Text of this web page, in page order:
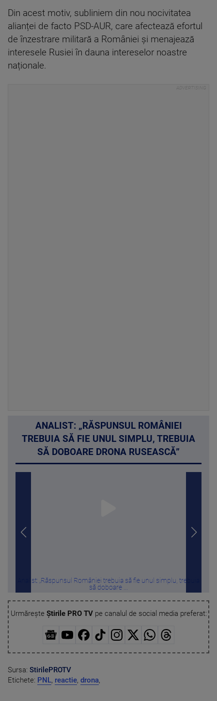
Din acest motiv, subliniem din nou nocivitatea
alianței de facto PSD-AUR, care afectează efortul
de înzestrare militară a României și menajează
interesele Rusiei în dauna intereselor noastre
naționale.
ANALIST: „RĂSPUNSUL ROMÂNIEI
TREBUIA SĂ FIE UNUL SIMPLU, TREBUIA
SĂ DOBOARE DRONA RUSEASCĂ”
Analist: „Răspunsul României trebuia să fie unul simplu, trebuia
să doboare ...
Urmărește Știrile PRO TVpe canalul de social media preferat:
Sursa: StirilePROTV
Etichete: PNL, reactie, drona,